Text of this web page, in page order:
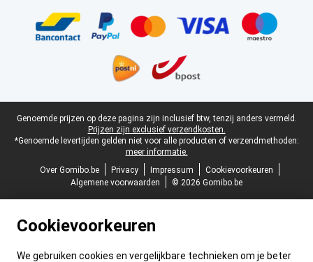
Juridische voettekst
Genoemde prijzen op deze pagina zijn inclusief btw, tenzij anders vermeld.
Prijzen zijn exclusief verzendkosten.
*Genoemde levertijden gelden niet voor alle producten of verzendmethoden:
meer informatie.
Over Gomibo.be
Privacy Impressum
Cookievoorkeuren
Algemene voorwaarden
© 2026 Gomibo.be
Cookievoorkeuren
We gebruiken cookies en vergelijkbare technieken om je beter